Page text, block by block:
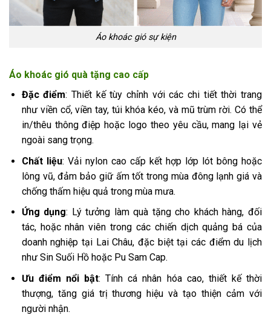
Áo khoác gió sự kiện
Áo khoác gió quà tặng cao cấp
Đặc điểm: Thiết kế tùy chỉnh với các chi tiết thời trang
như viền cổ, viền tay, túi khóa kéo, và mũ trùm rời. Có thể
in/thêu thông điệp hoặc logo theo yêu cầu, mang lại vẻ
ngoài sang trọng.
Chất liệu: Vải nylon cao cấp kết hợp lớp lót bông hoặc
lông vũ, đảm bảo giữ ấm tốt trong mùa đông lạnh giá và
chống thấm hiệu quả trong mùa mưa.
Ứng dụng: Lý tưởng làm quà tặng cho khách hàng, đối
tác, hoặc nhân viên trong các chiến dịch quảng bá của
doanh nghiệp tại Lai Châu, đặc biệt tại các điểm du lịch
như Sin Suối Hồ hoặc Pu Sam Cap.
Ưu điểm nổi bật: Tính cá nhân hóa cao, thiết kế thời
thượng, tăng giá trị thương hiệu và tạo thiện cảm với
người nhận.